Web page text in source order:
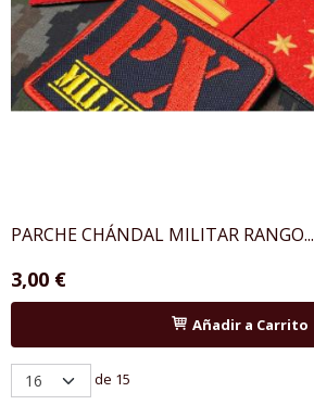
PARCHE CHÁNDAL MILITAR RANGO...
3,00 €
Añadir a Carrito
de 15